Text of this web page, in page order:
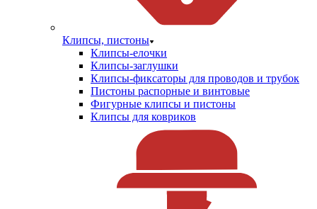
Клипсы, пистоны
Клипсы-елочки
Клипсы-заглушки
Клипсы-фиксаторы для проводов и трубок
Пистоны распорные и винтовые
Фигурные клипсы и пистоны
Клипсы для ковриков